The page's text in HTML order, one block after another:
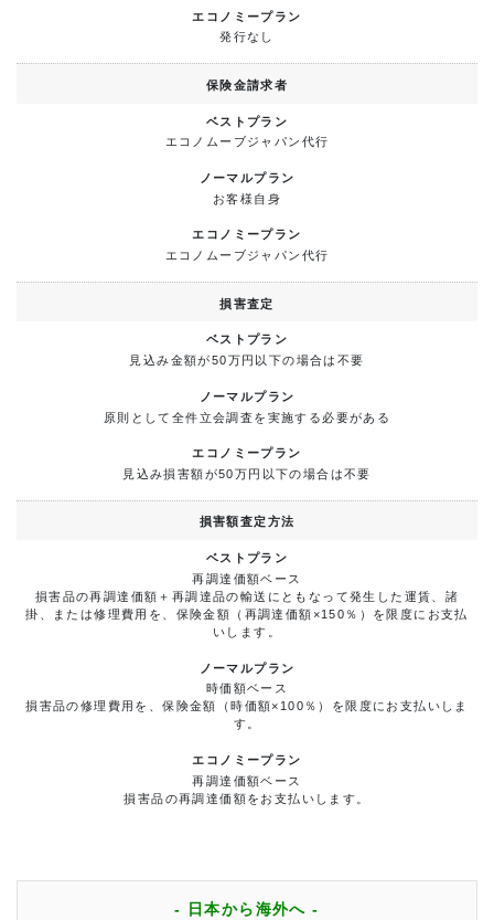
発行なし
保険金請求者
エコノムーブジャパン代行
お客様自身
エコノムーブジャパン代行
損害査定
見込み金額が50万円以下の場合は不要
原則として全件立会調査を実施する必要がある
見込み損害額が50万円以下の場合は不要
損害額査定方法
再調達価額ベース
損害品の再調達価額＋再調達品の輸送にともなって発生した運賃、諸
掛、または修理費用を、保険金額（再調達価額×150％）を限度にお支払
いします。
時価額ベース
損害品の修理費用を、保険金額（時価額×100％）を限度にお支払いしま
す。
再調達価額ベース
損害品の再調達価額をお支払いします。
- 日本から海外へ -